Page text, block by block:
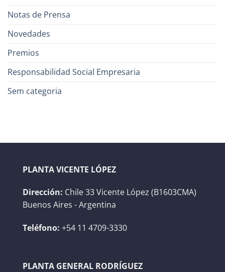
Notas de Prensa
Novedades
Premios
Responsabilidad Social Empresaria
Sem categoria
PLANTA VICENTE LÓPEZ
Dirección: Chile 33 Vicente López (B1603CMA)
Buenos Aires - Argentina
Teléfono: +54 11 4709-3330
PLANTA GENERAL RODRÍGUEZ